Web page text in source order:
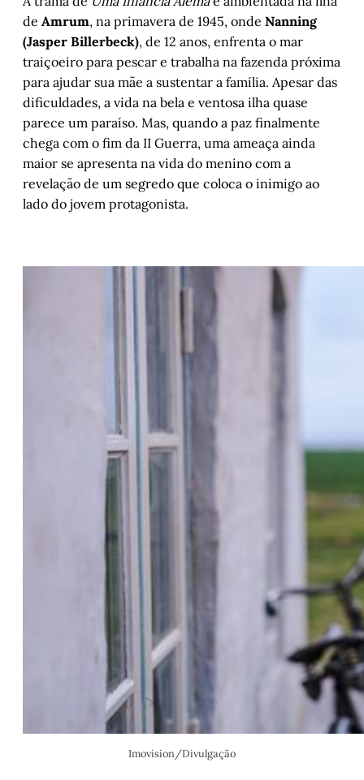
de Amrum, na primavera de 1945, onde Nanning
(Jasper Billerbeck), de 12 anos, enfrenta o mar
traiçoeiro para pescar e trabalha na fazenda próxima
para ajudar sua mãe a sustentar a família. Apesar das
dificuldades, a vida na bela e ventosa ilha quase
parece um paraíso. Mas, quando a paz finalmente
chega com o fim da II Guerra, uma ameaça ainda
maior se apresenta na vida do menino com a
revelação de um segredo que coloca o inimigo ao
lado do jovem protagonista.
Imovision/Divulgação